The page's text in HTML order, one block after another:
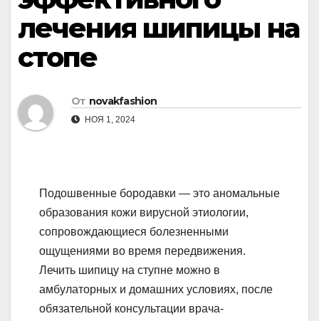
лечения шипицы на
стопе
От novakfashion
НОЯ 1, 2024
Подошвенные бородавки — это аномальные
образования кожи вирусной этиологии,
сопровождающиеся болезненными
ощущениями во время передвижения.
Лечить шипицу на ступне можно в
амбулаторных и домашних условиях, после
обязательной консультации врача-